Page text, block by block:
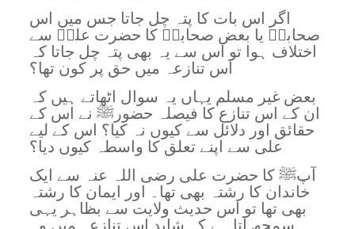
اگر اس بات کا پتہ چل جاتا جس میں اس
صحابیؓ یا بعض صحابہؓ کا حضرت علیؓ سے
اختلاف ہوا تو اس سے یہ بھی پتہ چل جاتا کہ
اس تنازعہ میں حق پر کون تھا؟
بعض غیر مسلم یہاں یہ سوال اٹھاتے ہیں کہ
ان کے اس تنازع کا فیصلہ حضورﷺ نے اس کے
حقائق اور دلائل سے کیوں نہ کیا؟ اس کے لیے
علی سے اپنے تعلق کا واسطہ کیوں دیا؟
آپﷺ کا حضرت علی رضی اللہ عنہ سے ایک
خاندان کا رشتہ بھی تھا۔ اور ایمان کا رشتہ
بھی تھا تو اس حدیث ولایت سے بظاہر یہی
سمجھ آتا ہے کہ شاید اس تنازعہ میں وہ